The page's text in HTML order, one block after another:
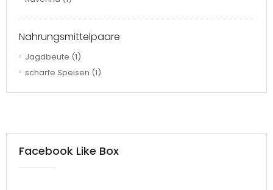
Nahrungsmittelpaare
Jagdbeute (1)
scharfe Speisen (1)
Facebook Like Box